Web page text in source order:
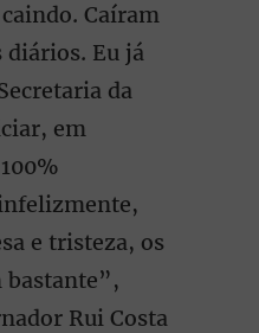
Caíram
diários. Eu já
da
em
e tristeza, os
bastante”,
Rui Costa